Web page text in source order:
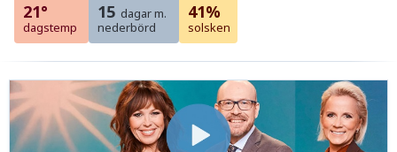
21°
dagstemp
15 dagar m.
nederbörd
41%
solsken